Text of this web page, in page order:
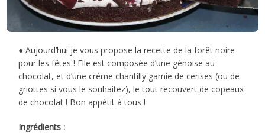
● Aujourd’hui je vous propose la recette de la forêt noire
pour les fêtes ! Elle est composée d’une génoise au
chocolat, et d’une crème chantilly garnie de cerises (ou de
griottes si vous le souhaitez), le tout recouvert de copeaux
de chocolat ! Bon appétit à tous !
Ingrédients :